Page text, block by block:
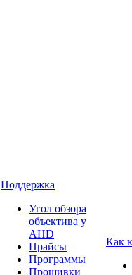
Поддержка
Угол обзора
объектива у
AHD
Прайсы
Программы
Прошивки
Как